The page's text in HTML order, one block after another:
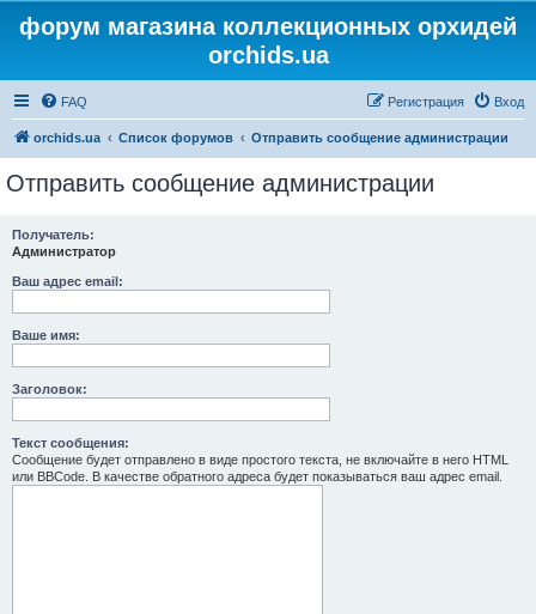
форум магазина коллекционных орхидей
orchids.ua
FAQ Вход
Регистрация
orchids.ua Список форумов Отправить сообщение администрации
Отправить сообщение администрации
Получатель:
Администратор
Ваш адрес email:
Ваше имя:
Заголовок:
Текст сообщения:
Сообщение будет отправлено в виде простого текста, не включайте в него HTML
или BBCode. В качестве обратного адреса будет показываться ваш адрес email.